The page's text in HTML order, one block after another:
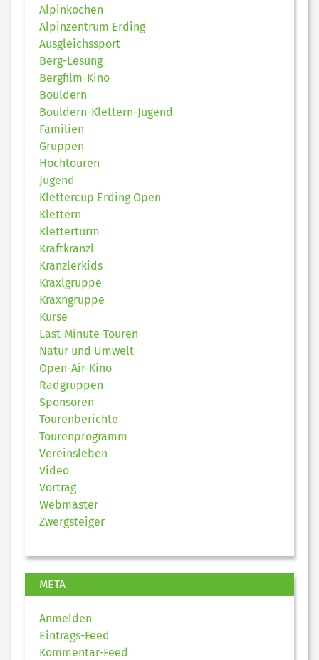
Alpinkochen
Alpinzentrum Erding
Ausgleichssport
Berg-Lesung
Bergfilm-Kino
Bouldern
Bouldern-Klettern-Jugend
Familien
Gruppen
Hochtouren
Jugend
Klettercup Erding Open
Klettern
Kletterturm
Kraftkranzl
Kranzlerkids
Kraxlgruppe
Kraxngruppe
Kurse
Last-Minute-Touren
Natur und Umwelt
Open-Air-Kino
Radgruppen
Sponsoren
Tourenberichte
Tourenprogramm
Vereinsleben
Video
Vortrag
Webmaster
Zwergsteiger
META
Anmelden
Eintrags-Feed
Kommentar-Feed